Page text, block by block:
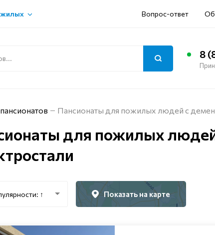
Вопрос-ответ
8
Пансионаты для пожилых людей с
для пожилых
↑ Показать на карте